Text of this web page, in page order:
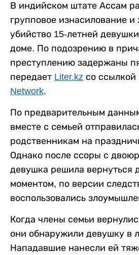
В индийском штате Ассам
групповое изнасилование и
убийство 15-летней
доме. По подозрению в
преступлению задержаны
передает Liter.kz со ссылкой
Network.
По предварительным
вместе с семьей
родственникам на
Однако после ссоры с
девушка решила вернуться
моментом, по версии
воспользовались
Когда члены семьи
они обнаружили девушку в
Нападавшие нанесли ей